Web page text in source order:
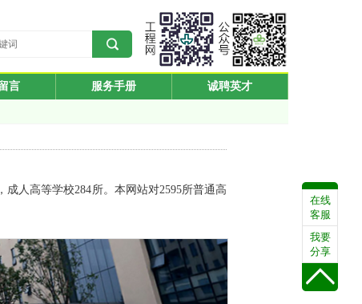
言 服务手册 诚聘英才
人高等学校284所。本网站对2595所普通高
在线
客服
我要
分享